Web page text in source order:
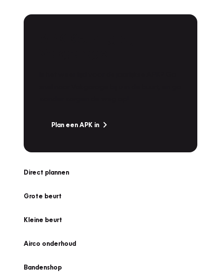
Plan een APK in
Direct plannen
Grote beurt
Kleine beurt
Airco onderhoud
Bandenshop